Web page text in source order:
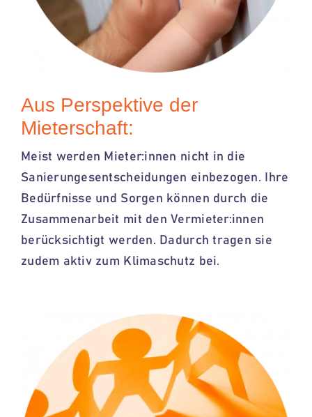
Aus Perspektive der
Mieterschaft:
Meist werden Mieter:innen nicht in die
Sanierungesentscheidungen einbezogen. Ihre
Bedürfnisse und Sorgen können durch die
Zusammenarbeit mit denVermieter:innen
berücksichtigt werden. Dadurch tragen sie
zudem aktiv zum Klimaschutz bei.